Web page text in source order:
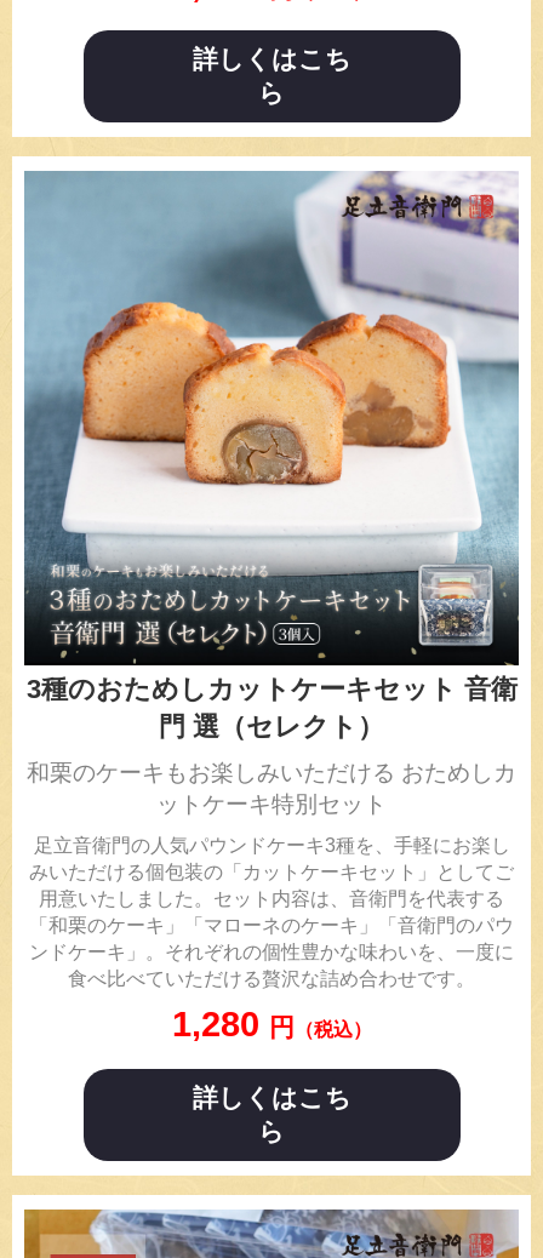
詳しくはこち
ら
3種のおためしカットケーキセット 音衛
門 選（セレクト）
和栗のケーキもお楽しみいただける おためしカ
ットケーキ特別セット
足立音衛門の人気パウンドケーキ3種を、手軽にお楽し
みいただける個包装の「カットケーキセット」としてご
用意いたしました。セット内容は、音衛門を代表する
「和栗のケーキ」「マローネのケーキ」「音衛門のパウ
ンドケーキ」。それぞれの個性豊かな味わいを、一度に
食べ比べていただける贅沢な詰め合わせです。
1,280 円 （税込）
詳しくはこち
ら